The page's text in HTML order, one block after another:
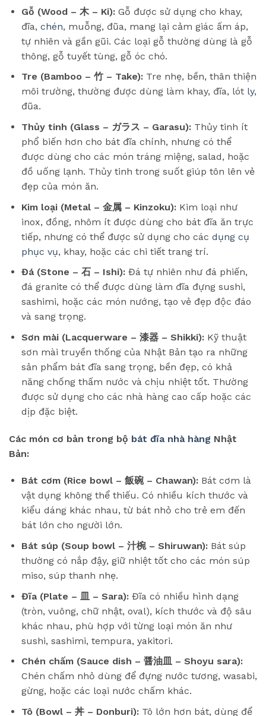
Gỗ (Wood – 木 – Ki):Gỗ được sử dụng cho khay,
đĩa, chén, muỗng, đũa, mang lại cảm giác ấm áp,
tự nhiên và gần gũi. Các loại gỗ thường dùng là gỗ
thông, gỗ tuyết tùng, gỗ óc chó.
Tre (Bamboo – 竹 – Take):Tre nhẹ, bền, thân thiện
môi trường, thường được dùng làm khay, đĩa, lót ly,
đũa.
Thủy tinh (Glass – ガラス – Garasu):Thủy tinh ít
phổ biến hơn cho bát đĩa chính, nhưng có thể
được dùng cho các món tráng miệng, salad, hoặc
đồ uống lạnh. Thủy tinh trong suốt giúp tôn lên vẻ
đẹp của món ăn.
Kim loại (Metal – 金属 – Kinzoku):Kim loại như
inox, đồng, nhôm ít được dùng cho bát đĩa ăn trực
tiếp, nhưng có thể được sử dụng cho các dụng cụ
phục vụ, khay, hoặc các chi tiết trang trí.
Đá (Stone – 石 – Ishi):Đá tự nhiên như đá phiến,
đá granite có thể được dùng làm đĩa đựng sushi,
sashimi, hoặc các món nướng, tạo vẻ đẹp độc đáo
và sang trọng.
Sơn mài (Lacquerware – 漆器 – Shikki):Kỹ thuật
sơn mài truyền thống của Nhật Bản tạo ra những
sản phẩm bát đĩa sang trọng, bền đẹp, có khả
năng chống thấm nước và chịu nhiệt tốt. Thường
được sử dụng cho các nhà hàng cao cấp hoặc các
dịp đặc biệt.
Các món cơ bản trong bộ bát đĩa nhà hàng Nhật
Bản:
Bát cơm (Rice bowl – 飯碗 – Chawan):Bát cơm là
vật dụng không thể thiếu. Có nhiều kích thước và
kiểu dáng khác nhau, từ bát nhỏ cho trẻ em đến
bát lớn cho người lớn.
Bát súp (Soup bowl – 汁椀 – Shiruwan):Bát súp
thường có nắp đậy, giữ nhiệt tốt cho các món súp
miso, súp thanh nhẹ.
Đĩa (Plate – 皿 – Sara):Đĩa có nhiều hình dạng
(tròn, vuông, chữ nhật, oval), kích thước và độ sâu
khác nhau, phù hợp với từng loại món ăn như
sushi, sashimi, tempura, yakitori.
Chén chấm (Sauce dish – 醤油皿 – Shoyu sara):
Chén chấm nhỏ dùng để đựng nước tương, wasabi,
gừng, hoặc các loại nước chấm khác.
Tô (Bowl – 丼 – Donburi):Tô lớn hơn bát, dùng để